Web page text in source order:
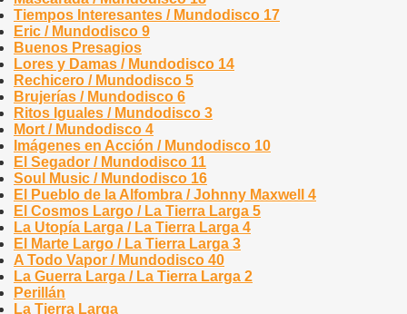
Tiempos Interesantes / Mundodisco 17
Eric / Mundodisco 9
Buenos Presagios
Lores y Damas / Mundodisco 14
Rechicero / Mundodisco 5
Brujerías / Mundodisco 6
Ritos Iguales / Mundodisco 3
Mort / Mundodisco 4
Imágenes en Acción / Mundodisco 10
El Segador / Mundodisco 11
Soul Music / Mundodisco 16
El Pueblo de la Alfombra / Johnny Maxwell 4
El Cosmos Largo / La Tierra Larga 5
La Utopía Larga / La Tierra Larga 4
El Marte Largo / La Tierra Larga 3
A Todo Vapor / Mundodisco 40
La Guerra Larga / La Tierra Larga 2
Perillán
La Tierra Larga